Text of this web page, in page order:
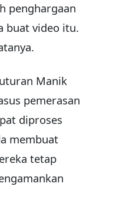
penghargaan
buat video itu.
Manik
pemerasan
diproses
membuat
tetap